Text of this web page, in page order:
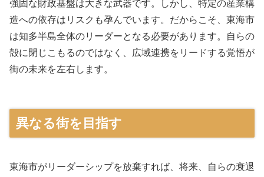
強固な財政基盤は大きな武器です。しかし、特定の産業構
造への依存はリスクも孕んでいます。だからこそ、東海市
は知多半島全体のリーダーとなる必要があります。自らの
殻に閉じこもるのではなく、広域連携をリードする覚悟が
街の未来を左右します。
異なる街を目指す
東海市がリーダーシップを放棄すれば、将来、自らの衰退